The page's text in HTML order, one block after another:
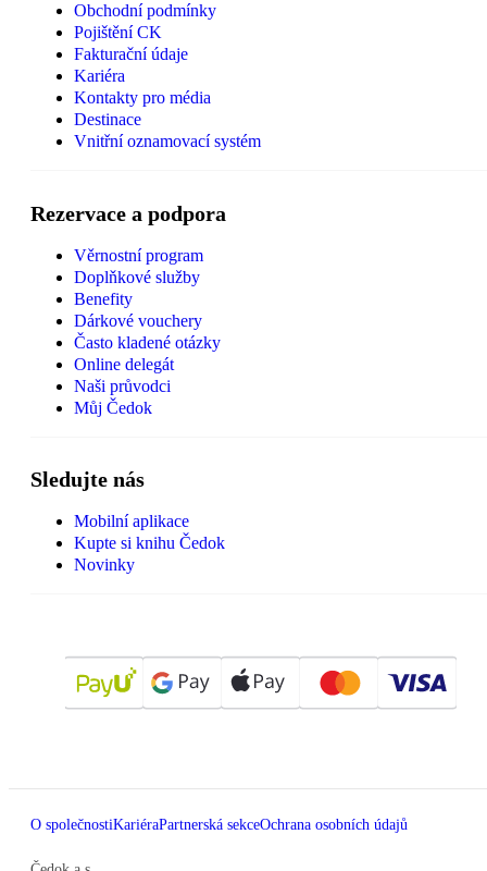
Obchodní podmínky
Pojištění CK
Fakturační údaje
Kariéra
Kontakty pro média
Destinace
Vnitřní oznamovací systém
Rezervace a podpora
Věrnostní program
Doplňkové služby
Benefity
Dárkové vouchery
Často kladené otázky
Online delegát
Naši průvodci
Můj Čedok
Sledujte nás
Mobilní aplikace
Kupte si knihu Čedok
Novinky
O společnostiKariéraPartnerská sekceOchrana osobních údajů